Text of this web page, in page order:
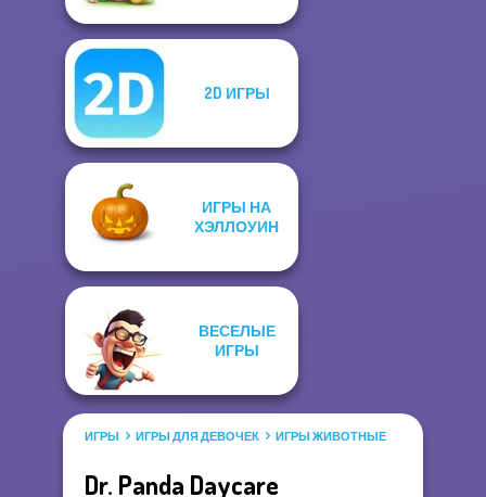
2D ИГРЫ
ИГРЫ НА
ХЭЛЛОУИН
ВЕСЕЛЫЕ
ИГРЫ
ИГРЫ ИГРЫ ДЛЯ ДЕВОЧЕК ИГРЫ ЖИВОТНЫЕ
Dr. Panda Daycare